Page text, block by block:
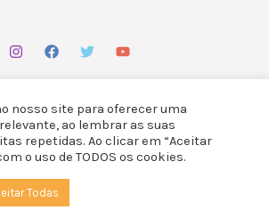
ATP - Associação Turismo de Portimão.
Design por
nosso site para oferecer uma
ao lembrar as suas
repetidas. Ao clicar em “Aceitar
o uso de TODOS os cookies.
Todas